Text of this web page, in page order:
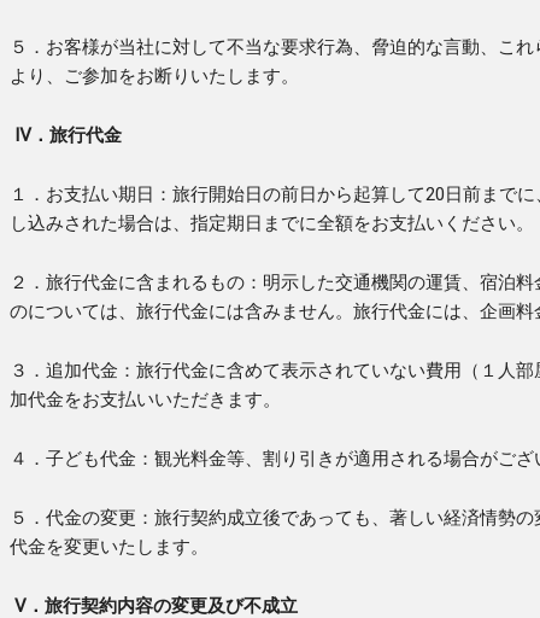
５．お客様が当社に対して不当な要求行為、脅迫的な言動、こ
より、ご参加をお断りいたします。
Ⅳ．旅行代金
１．お支払い期日：旅行開始日の前日から起算して20日前まで
し込みされた場合は、指定期日までに全額をお支払いください。
２．旅行代金に含まれるもの：明示した交通機関の運賃、宿泊
のについては、旅行代金には含みません。旅行代金には、企画
３．追加代金：旅行代金に含めて表示されていない費用（１人
加代金をお支払いいただきます。
４．子ども代金：観光料金等、割り引きが適用される場合がご
５．代金の変更：旅行契約成立後であっても、著しい経済情勢
代金を変更いたします。
Ⅴ．旅行契約内容の変更及び不成立